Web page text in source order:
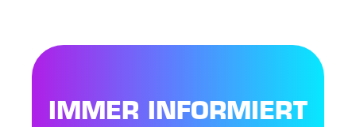
IMMER INFORMIERT